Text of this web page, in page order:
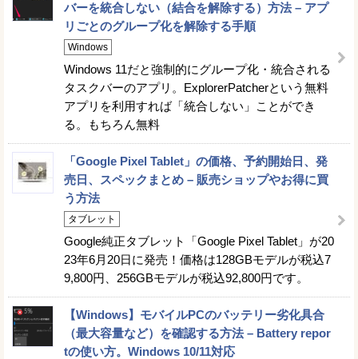
バーを統合しない（結合を解除する）方法 – アプ
リごとのグループ化を解除する手順
Windows
Windows 11だと強制的にグループ化・統合される
タスクバーのアプリ。ExplorerPatcherという無料
アプリを利用すれば「統合しない」ことができ
る。もちろん無料
「Google Pixel Tablet」の価格、予約開始日、発
売日、スペックまとめ – 販売ショップやお得に買
う方法
タブレット
Google純正タブレット「Google Pixel Tablet」が20
23年6月20日に発売！価格は128GBモデルが税込7
9,800円、256GBモデルが税込92,800円です。
【Windows】モバイルPCのバッテリー劣化具合
（最大容量など）を確認する方法 – Battery repor
tの使い方。Windows 10/11対応